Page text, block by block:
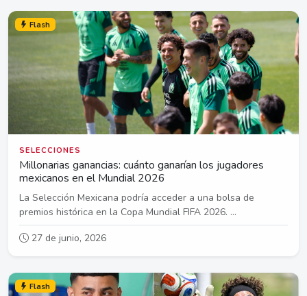
Flash
SELECCIONES
Millonarias ganancias: cuánto ganarían los jugadores
mexicanos en el Mundial 2026
La Selección Mexicana podría acceder a una bolsa de
premios histórica en la Copa Mundial FIFA 2026. ...
27 de junio, 2026
Flash